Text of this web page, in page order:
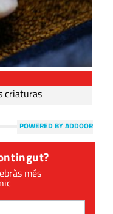
criaturas
POWERED BY ADDOOR
més